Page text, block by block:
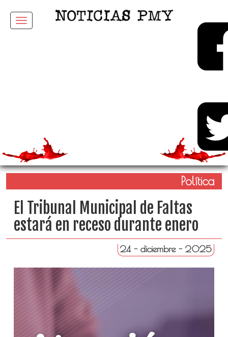
Menu
Política
El Tribunal Municipal de Faltas
estará en receso durante enero
24 - diciembre - 2025